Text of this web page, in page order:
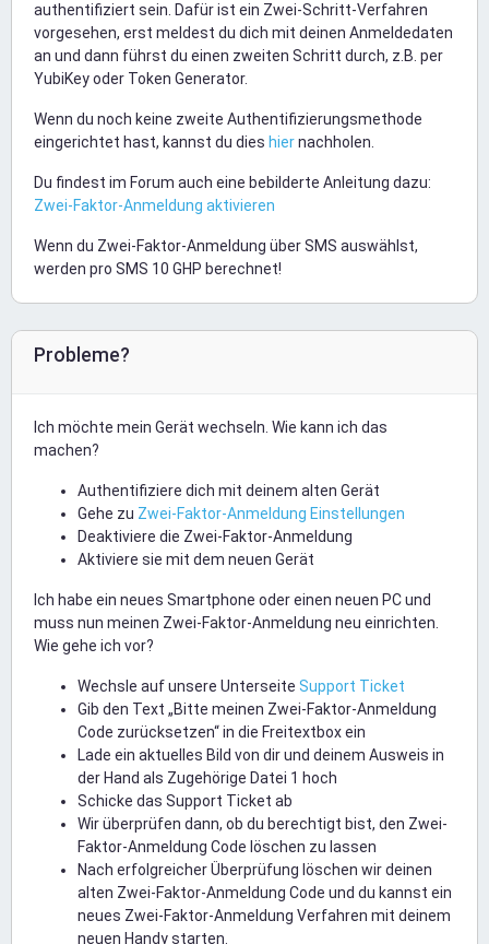
authentifiziert sein. Dafür ist ein Zwei-Schritt-Verfahren
vorgesehen, erst meldest du dich mit deinen Anmeldedaten
an und dann führst du einen zweiten Schritt durch, z.B. per
YubiKey oder Token Generator.
Wenn du noch keine zweite Authentifizierungsmethode
eingerichtet hast, kannst du dies hiernachholen.
Du findest im Forum auch eine bebilderte Anleitung dazu:
Zwei-Faktor-Anmeldung aktivieren
Wenn du Zwei-Faktor-Anmeldung über SMS auswählst,
werden pro SMS 10 GHP berechnet!
Probleme?
Ich möchte mein Gerät wechseln. Wie kann ich das
machen?
Authentifiziere dich mit deinem alten Gerät
Gehe zu Zwei-Faktor-Anmeldung Einstellungen
Deaktiviere die Zwei-Faktor-Anmeldung
Aktiviere sie mit dem neuen Gerät
Ich habe ein neues Smartphone oder einen neuen PC und
muss nun meinen Zwei-Faktor-Anmeldung neu einrichten.
Wie gehe ich vor?
Wechsle auf unsere Unterseite Support Ticket
Gib den Text „Bitte meinen Zwei-Faktor-Anmeldung
Code zurücksetzen“ in die Freitextbox ein
Lade ein aktuelles Bild von dir und deinem Ausweis in
der Hand als Zugehörige Datei 1 hoch
Schicke das Support Ticket ab
Wir überprüfen dann, ob du berechtigt bist, den Zwei-
Faktor-Anmeldung Code löschen zu lassen
Nach erfolgreicher Überprüfung löschen wir deinen
alten Zwei-Faktor-Anmeldung Code und du kannst ein
neues Zwei-Faktor-Anmeldung Verfahren mit deinem
neuen Handy starten.